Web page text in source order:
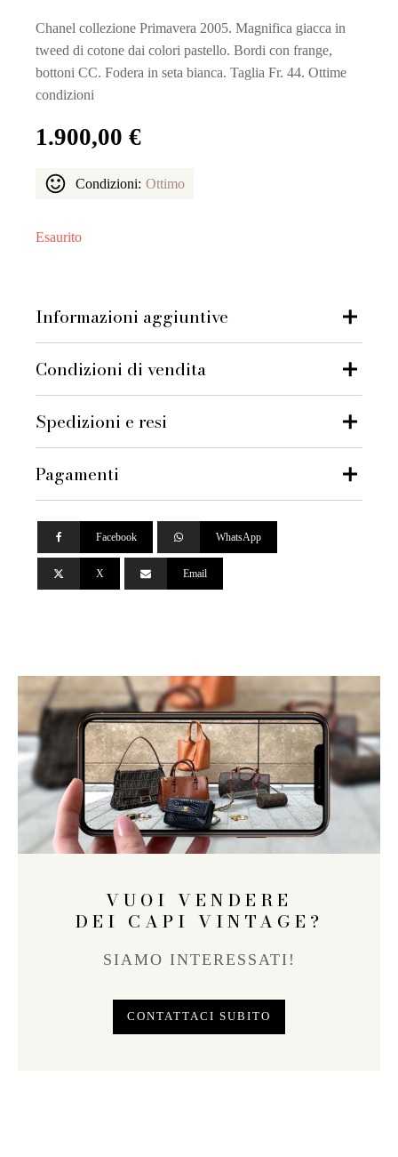
Chanel collezione Primavera 2005. Magnifica giacca in
tweed di cotone dai colori pastello. Bordi con frange,
bottoni CC. Fodera in seta bianca. Taglia Fr. 44. Ottime
condizioni
1.900,00 €
Condizioni: Ottimo
Esaurito
Informazioni aggiuntive
Condizioni di vendita
Spedizioni e resi
Pagamenti
X
Facebook
Email
WhatsApp
VUOI VENDERE
DEI CAPI VINTAGE?
SIAMO INTERESSATI!
CONTATTACI SUBITO